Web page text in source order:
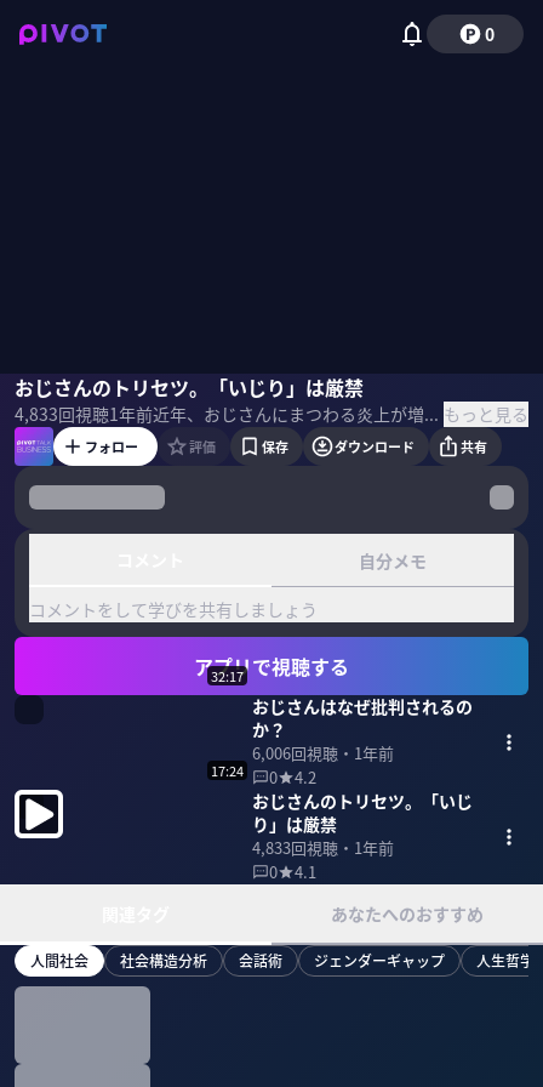
0
おじさんのトリセツ。「いじり」は厳禁
4,833回視聴1年前 近年、おじさんにまつわる炎上が増えている。なぜ、おじさんへの批判が強いのか？そして、おじさん批判への反発も強いのか？どうすれば幸せなおじさんになれるのか？産業医の大室正志氏、コミュニケーション戦略研究家の岡本純子氏とともに、「おじさんと現代社会」を考える。 ＜ゲスト＞ 岡本純子／コミュニケーション戦略研究家 読売新聞経済部記者、電通パブリックリレーションズコンサルタントを経て、株式会社グローコム代表取締役社長。 早稲田大学政経学部政治学科卒、英ケンブリッジ大学院国際関係学修士、元・米MIT（マサチューセッツ工科大学）比較メディア学客員研究員。 企業やビジネスプロフェッショナルの「コミュ力」強化を支援するスペシャリスト。著書に「世界最高の話し方」「世界一孤独な日本のオジサン」など。 大室正志／産業医 産業医科大学医学部医学科卒業。ジョンソン・エンド・ジョンソン株式会社統括産業医、医療法人社団同友会産業医室を経て現職。メンタルヘルス対策、インフルエンザ対策、生活習慣病対策など企業における健康リスク軽減にも従事する。現在、日系大手企業、外資系企業、ベンチャー企業、独立行政法人など約30社の産業医を担当。著書に『産業医が見る過労自殺企業の内側』。 もっと見る
大室正志岡本純子佐々木紀彦
フォロー 評価 保存 ダウンロード 共有
自分メモ
コメントをして学びを共有しましょう
アプリで視聴する
32:17
おじさんはなぜ批判されるの
か？
6,006回視聴・ 1年前
0
4.2
17:24
おじさんのトリセツ。「いじ
り」は厳禁
4,833回視聴・ 1年前
0
4.1
あなたへのおすすめ
人間社会 社会構造分析 会話術 ジェンダーギャップ 人生哲学